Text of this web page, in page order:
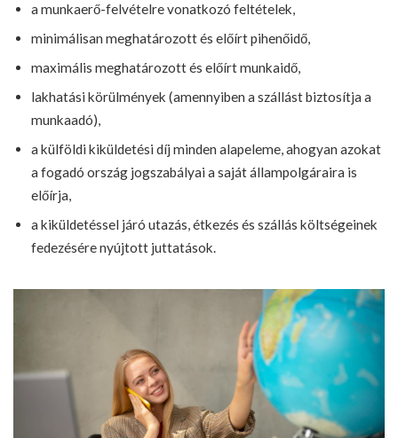
a munkaerő-felvételre vonatkozó feltételek,
minimálisan meghatározott és előírt pihenőidő,
maximális meghatározott és előírt munkaidő,
lakhatási körülmények (amennyiben a szállást biztosítja a
munkaadó),
a külföldi kiküldetési díj minden alapeleme, ahogyan azokat
a fogadó ország jogszabályai a saját állampolgáraira is
előírja,
a kiküldetéssel járó utazás, étkezés és szállás költségeinek
fedezésére nyújtott juttatások.